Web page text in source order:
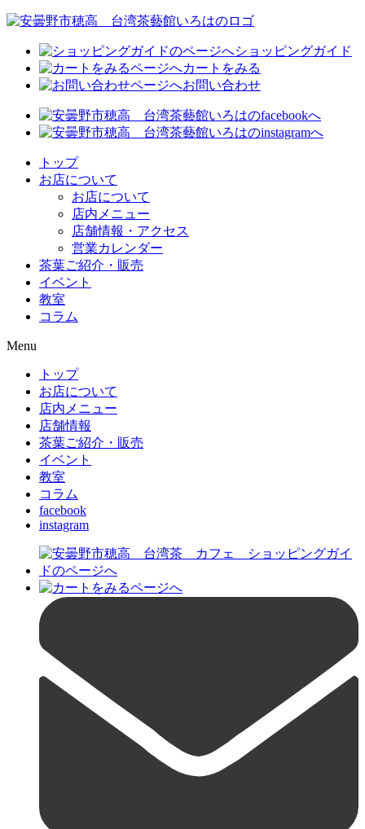
ショッピングガイド
カートをみる
お問い合わせ
トップ
お店について
お店について
店内メニュー
店舗情報・アクセス
営業カレンダー
茶葉ご紹介・販売
イベント
教室
コラム
Menu
トップ
お店について
店内メニュー
店舗情報
茶葉ご紹介・販売
イベント
教室
コラム
facebook
instagram